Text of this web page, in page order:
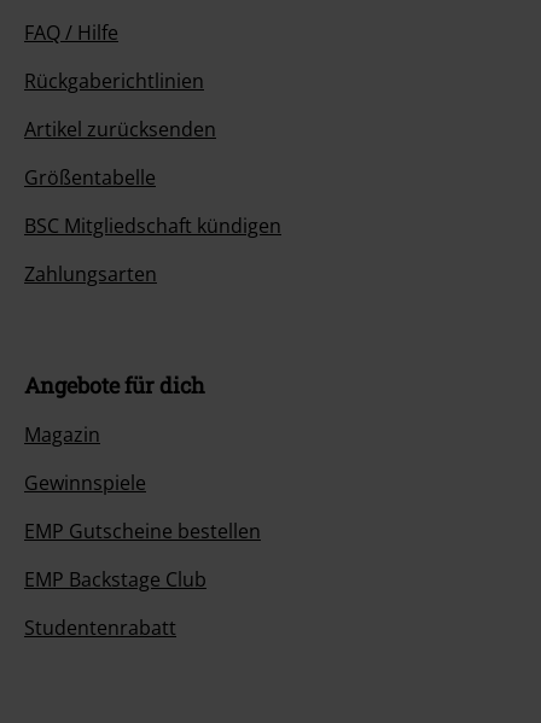
FAQ / Hilfe
Rückgaberichtlinien
Artikel zurücksenden
Größentabelle
BSC Mitgliedschaft kündigen
Zahlungsarten
Angebote für dich
Magazin
Gewinnspiele
EMP Gutscheine bestellen
EMP Backstage Club
Studentenrabatt